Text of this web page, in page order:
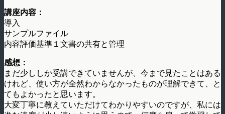
講座内容：
導入
サンプルファイル
内容評価基準１文書の共有と管理
感想：
まだ少ししか受講できていませんが、今まで見たことはある
けれど、使い方が全然わからなかったものが理解できて、と
てもよかったと思います。
大変丁寧に教えていただけてわかりやすいのですが、私には